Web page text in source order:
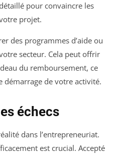
pour convaincre les
projet.
des programmes d’aide ou
secteur. Cela peut offrir
du remboursement, ce
de votre activité.
échecs
dans l’entrepreneuriat.
est crucial. Accepté